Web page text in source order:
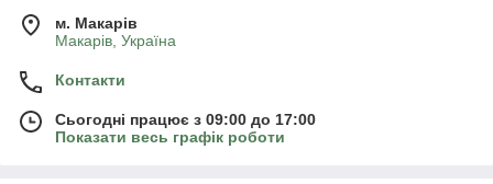
м. Mакарів
Mакарів, Україна
Контакти
Сьогодні працює з 09:00 до 17:00
Показати весь графік роботи